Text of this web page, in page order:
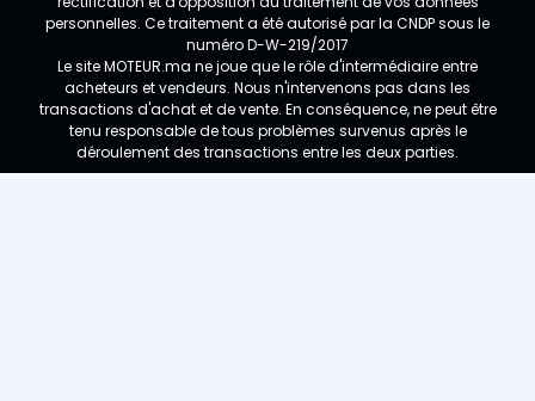
personnelles. Ce traitement a été autorisé par la CNDP sous le
numéro D-W-219/2017
Le site MOTEUR.ma ne joue que le rôle d'intermédiaire entre
acheteurs et vendeurs. Nous n'intervenons pas dans les
transactions d'achat et de vente. En conséquence, ne peut être
tenu responsable de tous problèmes survenus après le
déroulement des transactions entre les deux parties.